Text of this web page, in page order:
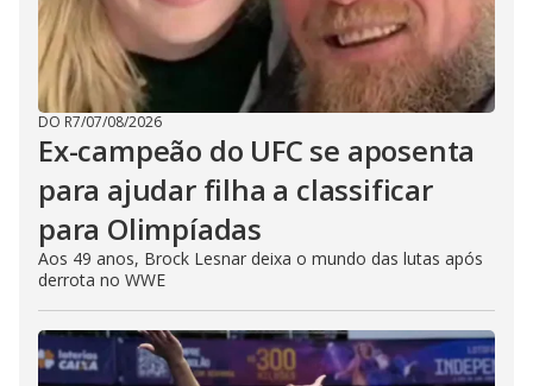
DO R7/07/08/2026
Ex-campeão do UFC se aposenta
para ajudar filha a classificar
para Olimpíadas
Aos 49 anos, Brock Lesnar deixa o mundo das lutas após
derrota no WWE